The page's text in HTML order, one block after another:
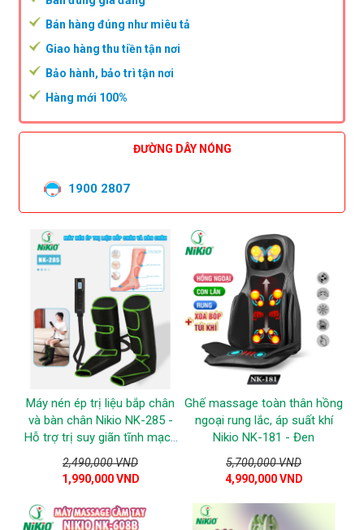
Bán hàng đúng như miêu tả
Giao hàng thu tiền tận nơi
Bảo hành, bảo trì tận nơi
Hàng mới 100%
ĐƯỜNG DÂY NÓNG
1900 2807
Máy nén ép trị liệu bắp chân
và bàn chân Nikio NK-285 -
Hỗ trợ trị suy giãn tĩnh mạch
chân và đau nhức chân -
Xanh lá
2,490,000 VND
1,990,000 VND
Ghế massage toàn thân hồng
ngoại rung lắc, áp suất khí
Nikio NK-181 - Đen
5,700,000 VND
4,990,000 VND